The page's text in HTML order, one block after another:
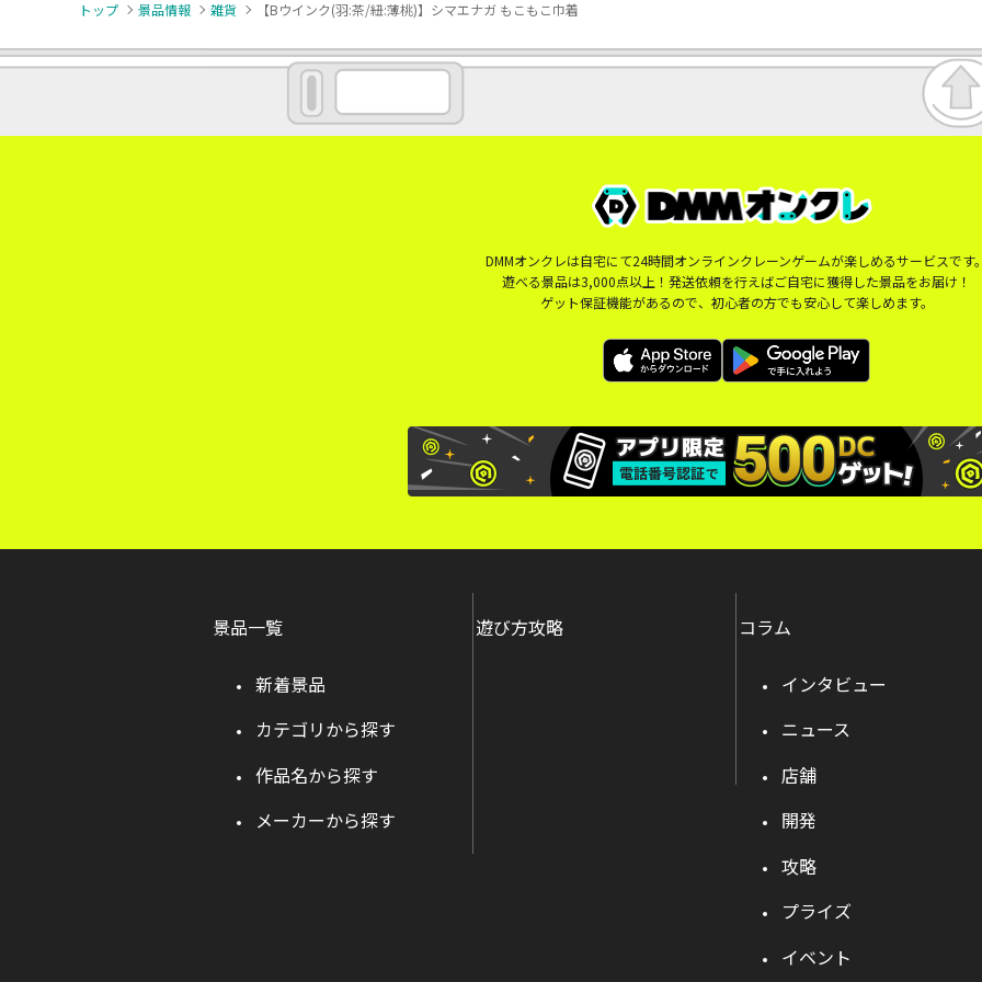
トップ 景品情報 雑貨 【Bウインク(羽:茶/紐:薄桃)】シマエナガ もこもこ巾着
DMMオンクレは自宅にて24時間オンラインクレーンゲームが楽しめるサービスです
遊べる景品は3,000点以上！発送依頼を行えばご自宅に獲得した景品をお届け！
ゲット保証機能があるので、初心者の方でも安心して楽しめます。
景品一覧
新着景品
カテゴリから探す
作品名から探す
メーカーから探す
遊び方攻略 コラム
インタビュー
ニュース
店舗
開発
攻略
プライズ
イベント